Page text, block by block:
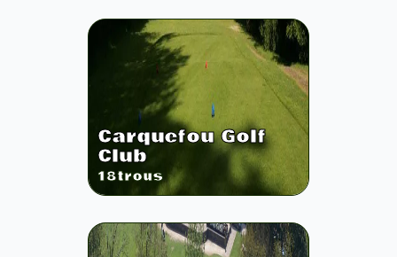
Carquefou Golf
Club
18trous